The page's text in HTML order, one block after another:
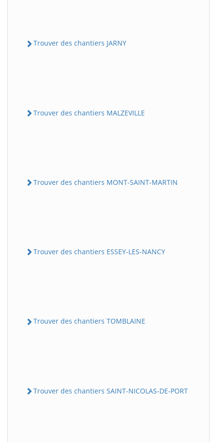
Trouver des chantiers JARNY
Trouver des chantiers MALZEVILLE
Trouver des chantiers MONT-SAINT-MARTIN
Trouver des chantiers ESSEY-LES-NANCY
Trouver des chantiers TOMBLAINE
Trouver des chantiers SAINT-NICOLAS-DE-PORT